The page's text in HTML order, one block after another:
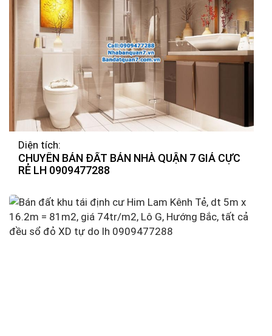
Diện tích:
CHUYÊN BÁN ĐẤT BÁN NHÀ QUẬN 7 GIÁ CỰC
RẺ LH 0909477288